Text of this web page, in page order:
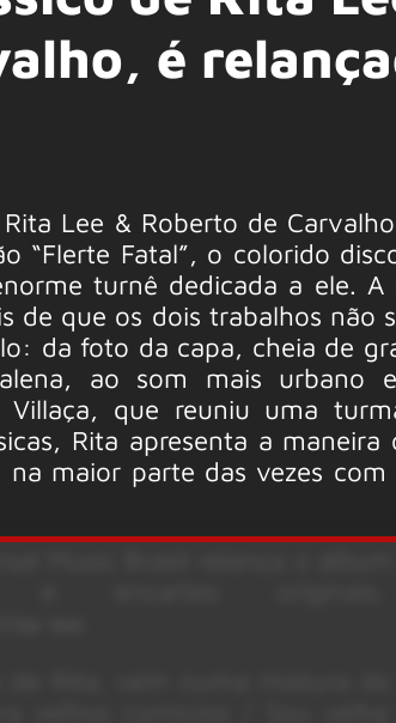
é
Lee & Roberto de
“Flerte Fatal”, o colorido
turnê dedicada a ele.
que os dois trabalhos não
da foto da capa, cheia de
ao som mais urbano
que reuniu uma
Rita apresenta a maneira
maior parte das vezes
velhos comícios / Sou velha